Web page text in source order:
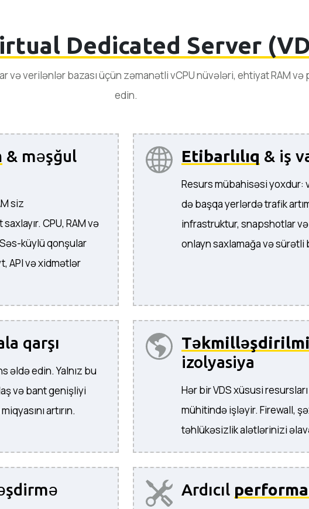
Dedicated Server
verilənlər bazası üçün zəmanətli vCPU nüvələri, ehtiyat RAM və
edin.
& məşğul
siz
CPU, RAM və
küylü qonşular
API və xidmətlər
Etibarlılıq & iş
Resurs mübahisəsi yoxdur:
də başqa yerlərdə trafik
infrastruktur, snapshotlar
onlayn saxlamağa və sürətli
qarşı
əldə edin. Yalnız bu
və bant genişliyi
artırın.
izolyasiya
Hər bir VDS xüsusi
mühitində işləyir. Firewall,
təhlükəsizlik alətlərinizi əlavə
Ardıcıl